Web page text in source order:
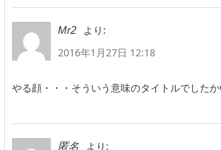
Mr2
より:
2016年1月27日 12:18
やる顔・・・そういう意味のタイトルでした
匿名
より: